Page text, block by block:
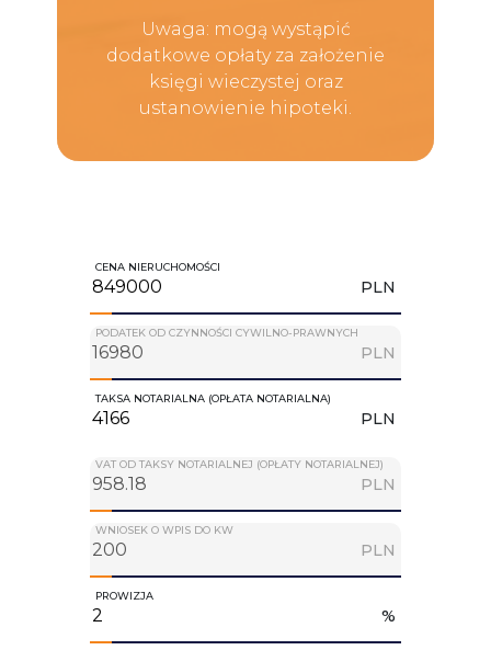
Uwaga: mogą wystąpić
dodatkowe opłaty za założenie
księgi wieczystej oraz
ustanowienie hipoteki.
CENA NIERUCHOMOŚCI
PLN
PODATEK OD CZYNNOŚCI CYWILNO-PRAWNYCH
PLN
TAKSA NOTARIALNA (OPŁATA NOTARIALNA)
PLN
VAT OD TAKSY NOTARIALNEJ (OPŁATY NOTARIALNEJ)
PLN
WNIOSEK O WPIS DO KW
PLN
PROWIZJA
%